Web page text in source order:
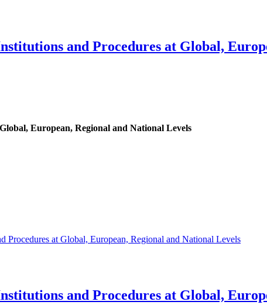
and Procedures at Global,
European, Regional and National Levels
Procedures at Global, European, Regional and National Levels
and Procedures at Global,